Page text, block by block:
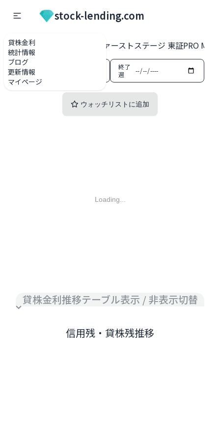
貸株金利
統計情報
ブログ
更新情報
マイページ
stock-lending.com
貸株金利一覧 2985 ファーストステージ 東証PRO
開始
週
終了
週
ウォッチリストに追加
Loading...
貸株金利推移テーブル表示 / 非表示切替
信用残・貸株残推移